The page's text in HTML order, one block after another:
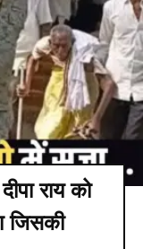
राय को
जिसकी